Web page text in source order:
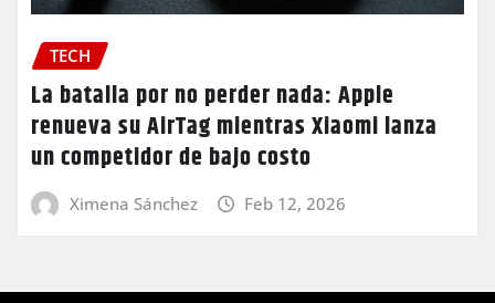
TECH
La batalla por no perder nada: Apple
renueva su AirTag mientras Xiaomi lanza
un competidor de bajo costo
Ximena Sánchez Feb 12, 2026